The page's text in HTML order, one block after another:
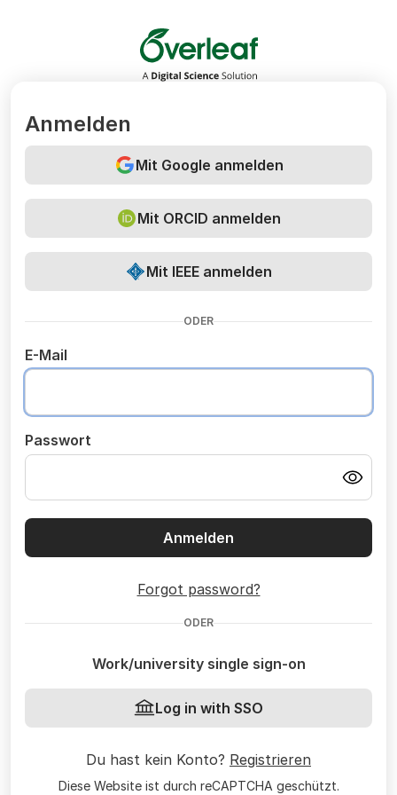
Overleaf
Anmelden
Mit Google anmelden
Mit ORCID anmelden
Mit IEEE anmelden
ODER
E-Mail
Passwort
Anmelden
Forgot password?
ODER
Work/university single sign-on
Log in with SSO
Du hast kein Konto? Registrieren
Diese Website ist durch reCAPTCHA geschützt.